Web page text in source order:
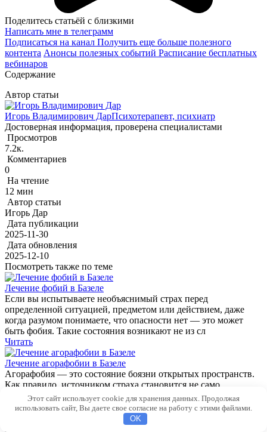
Поделитесь статьёй с близкими
Написать мне в телеграмм
Подписаться на канал Получить еще больше полезного
контента Анонсы полезных событий Расписание бесплатных
вебинаров
Содержание
Автор статьи
Игорь Владимирович ДарПсихотерапевт, психиатр
Достоверная информация, проверена специалистами
Просмотров
7.2к.
Комментариев
0
На чтение
12 мин
Автор статьи
Игорь Дар
Дата публикации
2025-11-30
Дата обновления
2025-12-10
Посмотреть также по теме
Лечение фобий в Базеле
Если вы испытываете необъяснимый страх перед
определенной ситуацией, предметом или действием, даже
когда разумом понимаете, что опасности нет — это может
быть фобия. Такие состояния возникают не из сл
Читать
Лечение агорафобии в Базеле
Агорафобия — это состояние боязни открытых пространств.
Как правило, источником страха становится не само
пространство: человек боится оказаться в месте или ситуации,
откуда сложно быстро выйти или по
Этот сайт использует cookie для хранения данных. Продолжая
использовать сайт, Вы даете свое согласие на работу с этими файлами.
OK